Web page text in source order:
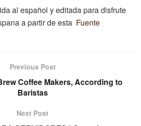
al español y editada para disfrute
a partir de esta Fuente
Previous Post
Coffee Makers, According to
Baristas
Next Post